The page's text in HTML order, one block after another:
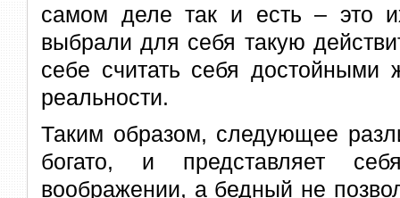
самом деле так и есть – это
выбрали для себя такую
себе считать себя достойными
реальности.
Таким образом, следующее
богато, и представляет
воображении, а бедный не